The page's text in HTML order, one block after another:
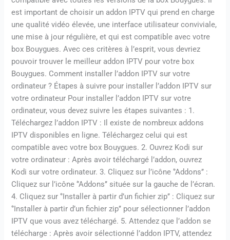
est important de choisir un addon IPTV qui prend en charge
une qualité vidéo élevée, une interface utilisateur conviviale,
une mise à jour régulière, et qui est compatible avec votre
box Bouygues. Avec ces critères à l’esprit, vous devriez
pouvoir trouver le meilleur addon IPTV pour votre box
Bouygues. Comment installer l’addon IPTV sur votre
ordinateur ? Étapes à suivre pour installer l’addon IPTV sur
votre ordinateur Pour installer l’addon IPTV sur votre
ordinateur, vous devez suivre les étapes suivantes : 1.
Téléchargez l’addon IPTV : Il existe de nombreux addons
IPTV disponibles en ligne. Téléchargez celui qui est
compatible avec votre box Bouygues. 2. Ouvrez Kodi sur
votre ordinateur : Après avoir téléchargé l’addon, ouvrez
Kodi sur votre ordinateur. 3. Cliquez sur l’icône ‘’Addons’’ :
Cliquez sur l’icône ‘’Addons’’ située sur la gauche de l’écran.
4. Cliquez sur ‘’Installer à partir d’un fichier zip’’ : Cliquez sur
‘’Installer à partir d’un fichier zip’’ pour sélectionner l’addon
IPTV que vous avez téléchargé. 5. Attendez que l’addon se
télécharge : Après avoir sélectionné l’addon IPTV, attendez